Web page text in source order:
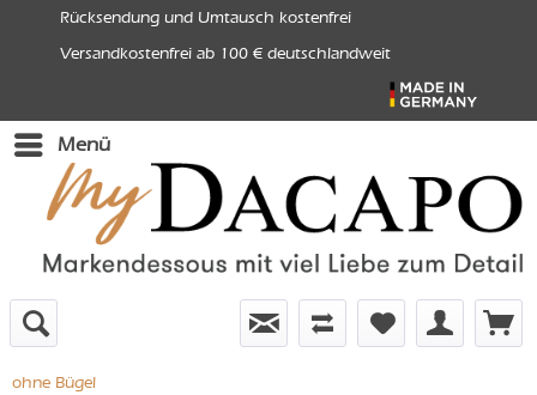
Rücksendung und Umtausch kostenfrei
Versandkostenfrei ab 100 € deutschlandweit
Menü
ohne Bügel